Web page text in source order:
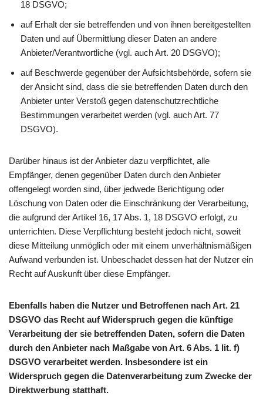
18 DSGVO;
auf Erhalt der sie betreffenden und von ihnen bereitgestellten
Daten und auf Übermittlung dieser Daten an andere
Anbieter/Verantwortliche (vgl. auch Art. 20 DSGVO);
auf Beschwerde gegenüber der Aufsichtsbehörde, sofern sie
der Ansicht sind, dass die sie betreffenden Daten durch den
Anbieter unter Verstoß gegen datenschutzrechtliche
Bestimmungen verarbeitet werden (vgl. auch Art. 77
DSGVO).
Darüber hinaus ist der Anbieter dazu verpflichtet, alle
Empfänger, denen gegenüber Daten durch den Anbieter
offengelegt worden sind, über jedwede Berichtigung oder
Löschung von Daten oder die Einschränkung der Verarbeitung,
die aufgrund der Artikel 16, 17 Abs. 1, 18 DSGVO erfolgt, zu
unterrichten. Diese Verpflichtung besteht jedoch nicht, soweit
diese Mitteilung unmöglich oder mit einem unverhältnismäßigen
Aufwand verbunden ist. Unbeschadet dessen hat der Nutzer ein
Recht auf Auskunft über diese Empfänger.
Ebenfalls haben die Nutzer und Betroffenen nach Art. 21
DSGVO das Recht auf Widerspruch gegen die künftige
Verarbeitung der sie betreffenden Daten, sofern die Daten
durch den Anbieter nach Maßgabe von Art. 6 Abs. 1 lit. f)
DSGVO verarbeitet werden. Insbesondere ist ein
Widerspruch gegen die Datenverarbeitung zum Zwecke der
Direktwerbung statthaft.